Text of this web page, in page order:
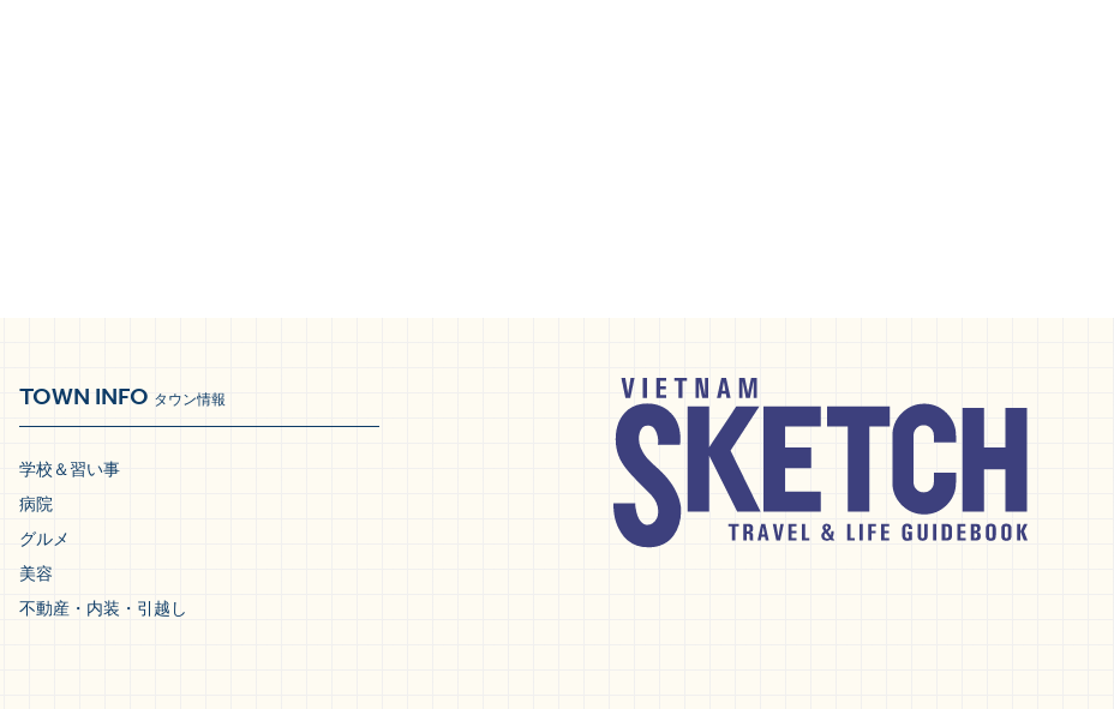
TOWN INFO タウン情報
学校＆習い事
病院
グルメ
美容
不動産・内装・引越し